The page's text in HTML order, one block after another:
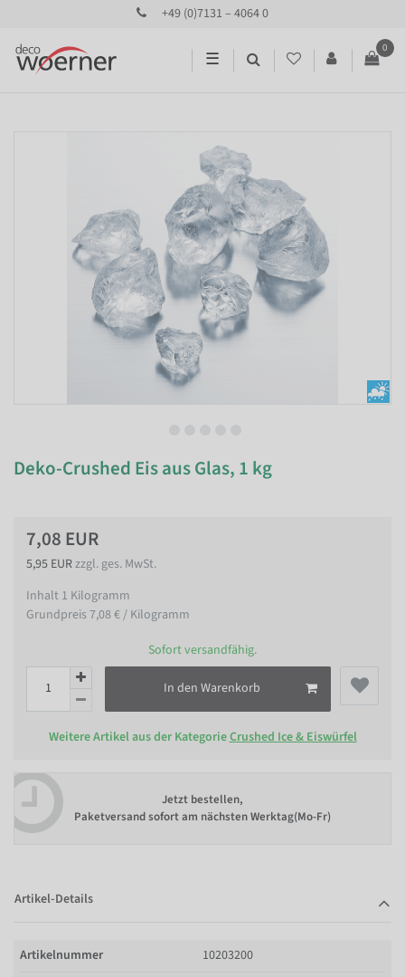
+49 (0)7131 – 4064 0
☰
0
Deko-Crushed Eis aus Glas, 1 kg
7,08 EUR
5,95 EURzzgl. ges. MwSt.
Inhalt 1 Kilogramm
Grundpreis7,08 € / Kilogramm
Sofort versandfähig.
In den Warenkorb
Weitere Artikel aus der KategorieCrushed Ice & Eiswürfel
Jetzt bestellen,
Paketversand sofort am nächsten Werktag(Mo-Fr)
Artikel-Details
Artikelnummer
10203200